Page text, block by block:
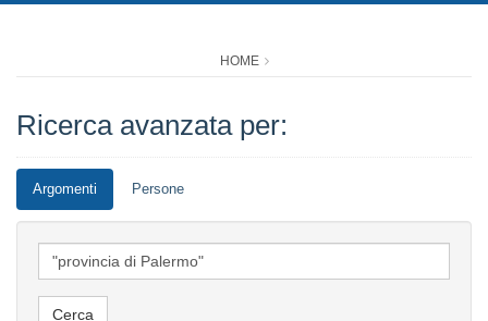
HOME
Ricerca avanzata per:
Argomenti Persone